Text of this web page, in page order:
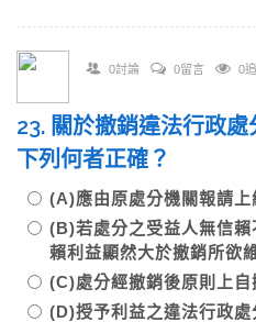
0討論 0留言 0
23. 關於撤銷違法行政處
下列何者正確？
(A)應由原處分機關報請
(B)若處分之受益人無信
賴利益顯然大於撤銷所欲
(C)處分經撤銷後原則上
(D)授予利益之違法行政